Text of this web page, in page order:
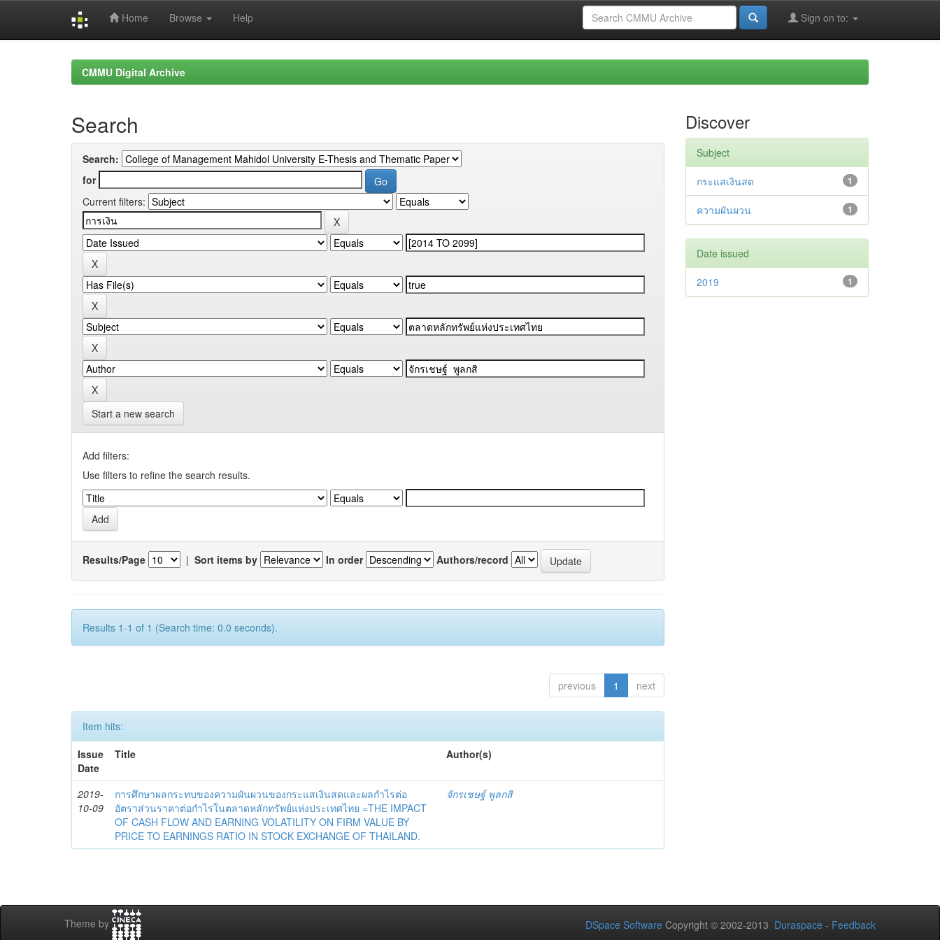
Home Browse Help Sign on to:
CMMU Digital Archive
Search
Search:
for
Current filters:
Start a new search
Add filters:
Use filters to refine the search results.
Results/Page | Sort items by In order Authors/record
Results 1-1 of 1 (Search time: 0.0 seconds).
previous 1 next
Item hits:
Issue
Date
Title Author(s)
2019-
10-09
การศึกษาผลกระทบของความผันผวนของกระแสเงินสดและผลกำไรต่อ
อัตราส่วนราคาต่อกำไรในตลาดหลักทรัพย์แห่งประเทศไทย =THE IMPACT
OF CASH FLOW AND EARNING VOLATILITY ON FIRM VALUE BY
PRICE TO EARNINGS RATIO IN STOCK EXCHANGE OF THAILAND.
จักรเชษฐ์ พูลกสิ
Discover
Subject
1
กระแสเงินสด
1
ความผันผวน
Date issued
1
2019
Theme by DSpace Software Copyright © 2002-2013 Duraspace - Feedback